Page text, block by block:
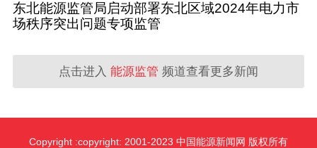
东北能源监管局启动部署东北区域2024年电力市
场秩序突出问题专项监管
点击进入 能源监管 频道查看更多新闻
Copyright :copyright: 2001-2023 中国能源新闻网 版权所有